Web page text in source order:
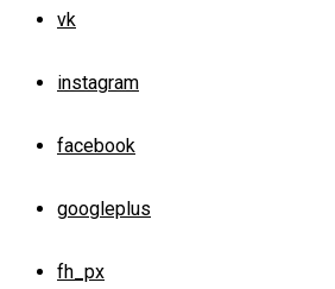
vk
instagram
facebook
googleplus
fh_px